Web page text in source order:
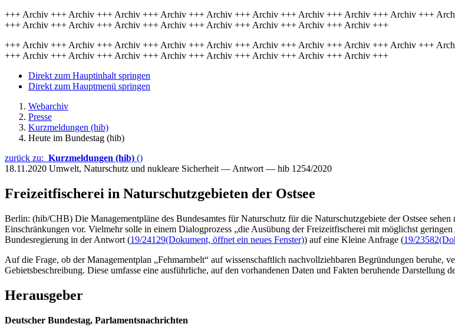
+++ Archiv +++ Archiv +++ Archiv +++ Archiv +++ Archiv +++ Archiv +++ Archiv +++ Archiv +++ Archiv +++
+++ Archiv +++ Archiv +++ Archiv +++ Archiv +++ Archiv +++ Archiv +++ Archiv +++ Archiv +++
+++ Archiv +++ Archiv +++ Archiv +++ Archiv +++ Archiv +++ Archiv +++ Archiv +++ Archiv +++ Archiv +++
+++ Archiv +++ Archiv +++ Archiv +++ Archiv +++ Archiv +++ Archiv +++ Archiv +++ Archiv +++
Direkt zum Hauptinhalt springen
Direkt zum Hauptmenü springen
Webarchiv
Presse
Kurzmeldungen (hib)
Heute im Bundestag (hib)
zurück zu: Kurzmeldungen (hib) ()
18.11.2020 Umwelt, Naturschutz und nukleare Sicherheit — Antwort — hib 1254/2020
Freizeitfischerei in Naturschutzgebieten der Ostsee
Berlin: (hib/CHB) Die Managementpläne des Bundesamtes für Naturschutz für die Naturschutzgebiete der Ostsee
Einschränkungen vor. Vielmehr solle in einem Dialogprozess „die Ausübung der Freizeitfischerei mit möglichst
Bundesregierung in der Antwort (19/24129(Dokument, öffnet ein neues Fenster)) auf eine Kleine Anfrage (19/23582
Auf die Frage, ob der Managementplan „Fehmarnbelt“ auf wissenschaftlich nachvollziehbaren Begründungen
Gebietsbeschreibung. Diese umfasse eine ausführliche, auf den vorhandenen Daten und Fakten beruhende
Herausgeber
Deutscher Bundestag, Parlamentsnachrichten